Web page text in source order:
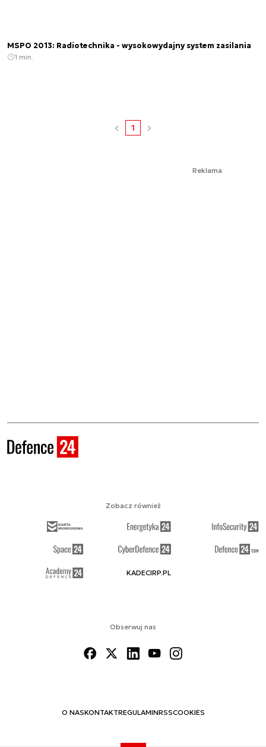
MSPO 2013: Radiotechnika - wysokowydajny system zasilania
1 min.
1
Reklama
Obserwuj nas
O NASKONTAKTREGULAMINRSSCOOKIES
Zobacz również
KADECIRP.PL